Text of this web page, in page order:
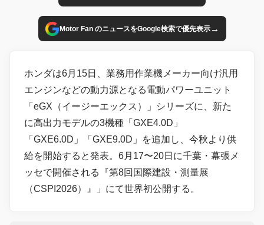
Motor Fan のニュースをGoogle検索で優先表示→
ホンダは6月15日、業務用作業機メーカー向け汎用
エンジンなどの動力源となる電動パワーユニット
「eGX（イージーエックス）」シリーズに、新た
に高出力モデルの3機種「GXE4.0D」
「GXE6.0D」「GXE9.0D」を追加し、今秋より供
給を開始すると発表。6月17〜20日に千葉・幕張メ
ッセで開催される『第8回国際建設・測量展
（CSPI2026）』」にて世界初公開する。